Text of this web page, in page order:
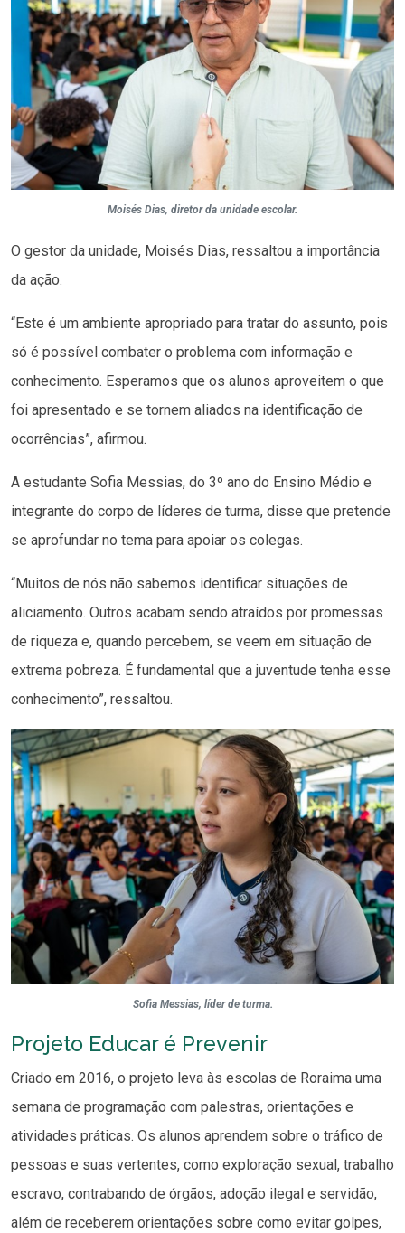
Moisés Dias, diretor da unidade escolar.
O gestor da unidade, Moisés Dias, ressaltou a importância
da ação.
“Este é um ambiente apropriado para tratar do assunto, pois
só é possível combater o problema com informação e
conhecimento. Esperamos que os alunos aproveitem o que
foi apresentado e se tornem aliados na identificação de
ocorrências”, afirmou.
A estudante Sofia Messias, do 3º ano do Ensino Médio e
integrante do corpo de líderes de turma, disse que pretende
se aprofundar no tema para apoiar os colegas.
“Muitos de nós não sabemos identificar situações de
aliciamento. Outros acabam sendo atraídos por promessas
de riqueza e, quando percebem, se veem em situação de
extrema pobreza. É fundamental que a juventude tenha esse
conhecimento”, ressaltou.
Sofia Messias, líder de turma.
Projeto Educar é Prevenir
Criado em 2016, o projeto leva às escolas de Roraima uma
semana de programação com palestras, orientações e
atividades práticas. Os alunos aprendem sobre o tráfico de
pessoas e suas vertentes, como exploração sexual, trabalho
escravo, contrabando de órgãos, adoção ilegal e servidão,
além de receberem orientações sobre como evitar golpes,